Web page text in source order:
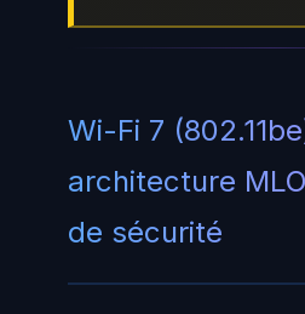
Wi-Fi 7
architecture
de sécurité